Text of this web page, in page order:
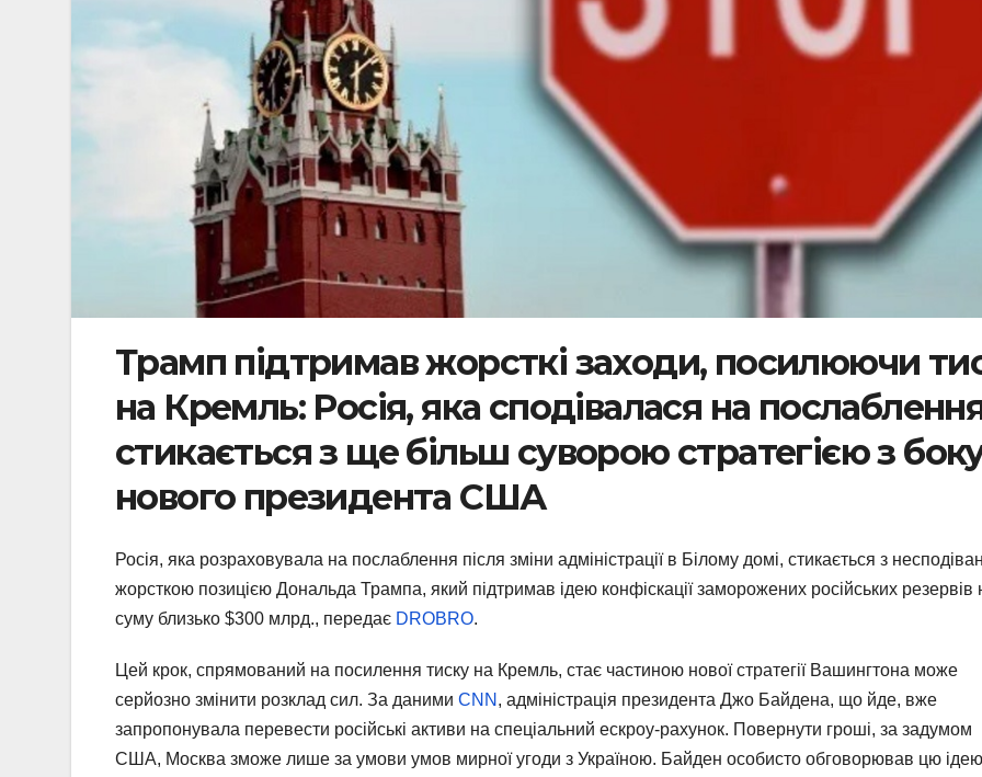
Трамп підтримав жорсткі заходи, посилюючи
на Кремль: Росія, яка сподівалася на
стикається з ще більш суворою стратегією з
нового президента США
Росія, яка розраховувала на послаблення після зміни адміністрації в Білому домі, стикається з
жорсткою позицією Дональда Трампа, який підтримав ідею конфіскації заморожених російських резервів
суму близько $300 млрд., передає DROBRO.
Цей крок, спрямований на посилення тиску на Кремль, стає частиною нової стратегії Вашингтона може
серйозно змінити розклад сил. За даними CNN , адміністрація президента Джо Байдена, що йде, вже
запропонувала перевести російські активи на спеціальний ескроу-рахунок. Повернути гроші, за задумом
США, Москва зможе лише за умови умов мирної угоди з Україною. Байден особисто обговорював цю ідею